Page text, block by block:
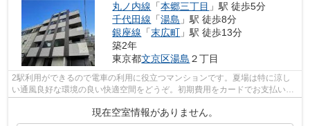
丸ノ内線 「本郷三丁目 」駅 徒歩5分
千代田線 「湯島 」駅 徒歩8分
銀座線 「末広町 」駅 徒歩13分
築2年
東京都文京区湯島 ２丁目
2駅利用ができるので電車の利用に役立つマンションです。夏場は特に涼し
い通風良好な環境の良い快適空間をどうぞ。初期費用をカードでお支払いい
ただけるので、カードで決済したい方に...
現在空室情報がありません。